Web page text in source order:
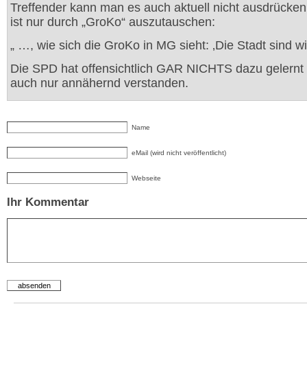
Treffender kann man es auch aktuell nicht
ist nur durch „GroKo“ auszutauschen:
„ …, wie sich die GroKo in MG sieht: ‚Die Stadt sind
Die SPD hat offensichtlich GAR NICHTS dazu gelernt
auch nur annähernd verstanden.
Name
eMail (wird nicht veröffentlicht)
Webseite
Ihr Kommentar